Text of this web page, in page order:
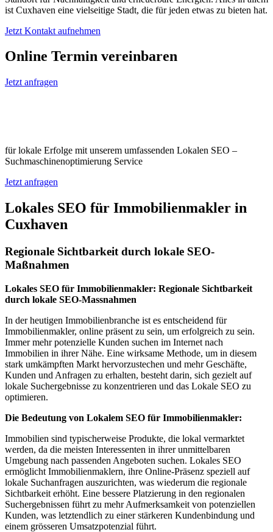
ist Cuxhaven eine vielseitige Stadt, die für jeden etwas zu bieten hat.
Jetzt Kontakt aufnehmen
Online Termin vereinbaren
Jetzt anfragen
für lokale Erfolge mit unserem umfassenden Lokalen SEO –
Suchmaschinenoptimierung Service
Jetzt anfragen
Lokales SEO für Immobilienmakler in
Cuxhaven
Regionale Sichtbarkeit durch lokale SEO-
Maßnahmen
Lokales SEO für Immobilienmakler: Regionale Sichtbarkeit
durch lokale SEO-Massnahmen
In der heutigen Immobilienbranche ist es entscheidend für
Immobilienmakler, online präsent zu sein, um erfolgreich zu sein.
Immer mehr potenzielle Kunden suchen im Internet nach
Immobilien in ihrer Nähe. Eine wirksame Methode, um in diesem
stark umkämpften Markt hervorzustechen und mehr Geschäfte,
Kunden und Anfragen zu erhalten, besteht darin, sich gezielt auf
lokale Suchergebnisse zu konzentrieren und das Lokale SEO zu
optimieren.
Die Bedeutung von Lokalem SEO für Immobilienmakler:
Immobilien sind typischerweise Produkte, die lokal vermarktet
werden, da die meisten Interessenten in ihrer unmittelbaren
Umgebung nach passenden Angeboten suchen. Lokales SEO
ermöglicht Immobilienmaklern, ihre Online-Präsenz speziell auf
lokale Suchanfragen auszurichten, was wiederum die regionale
Sichtbarkeit erhöht. Eine bessere Platzierung in den regionalen
Suchergebnissen führt zu mehr Aufmerksamkeit von potenziellen
Kunden, was letztendlich zu einer stärkeren Kundenbindung und
einem grösseren Umsatzpotenzial führt.